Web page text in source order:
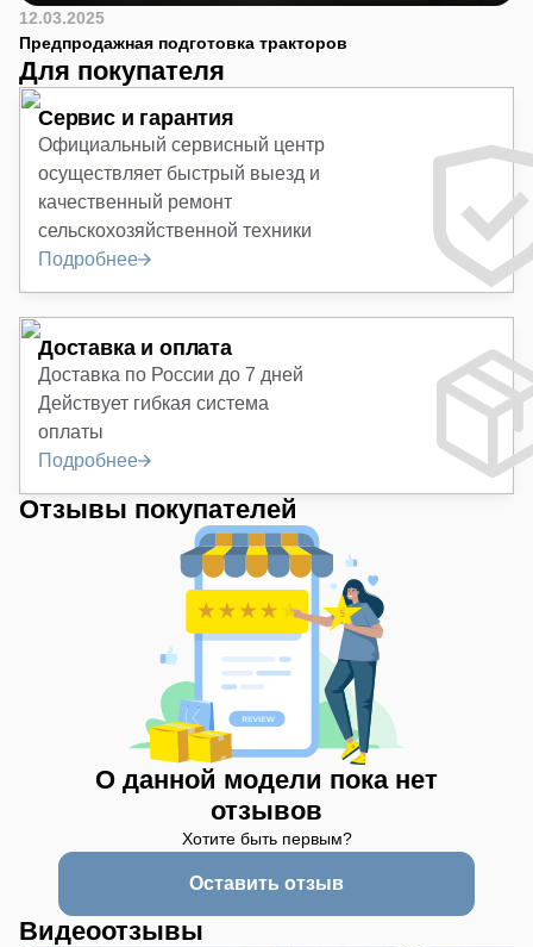
12.03.2025
Предпродажная подготовка тракторов
Для покупателя
Сервис и гарантия
Официальный сервисный центр
осуществляет быстрый выезд и
качественный ремонт
сельскохозяйственной техники
Подробнее
Доставка и оплата
Доставка по России до 7 дней
Действует гибкая система
оплаты
Подробнее
Отзывы покупателей
О данной модели пока нет
отзывов
Хотите быть первым?
Оставить отзыв
Видеоотзывы